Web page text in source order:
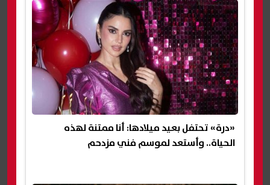
«درة» تحتفل بعيد ميلادها: أنا ممتنة لهذه
الحياة.. وأستعد لموسم فني مزدحم